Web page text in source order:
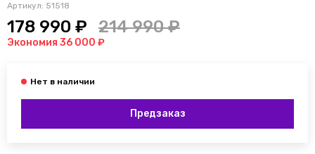
Артикул: 51518
178 990 ₽ 214 990 ₽
Экономия 36 000 ₽
Предзаказ